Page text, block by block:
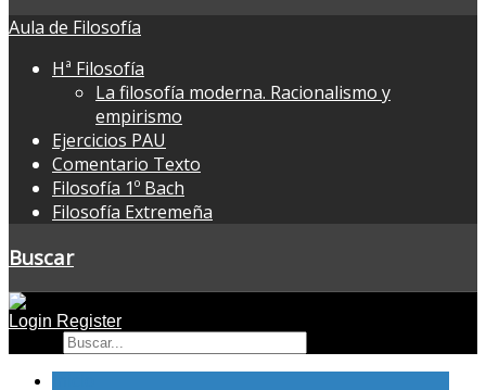
Aula de Filosofía
Hª Filosofía
La filosofía moderna. Racionalismo y
empirismo
Ejercicios PAU
Comentario Texto
Filosofía 1º Bach
Filosofía Extremeña
Buscar
Login Register